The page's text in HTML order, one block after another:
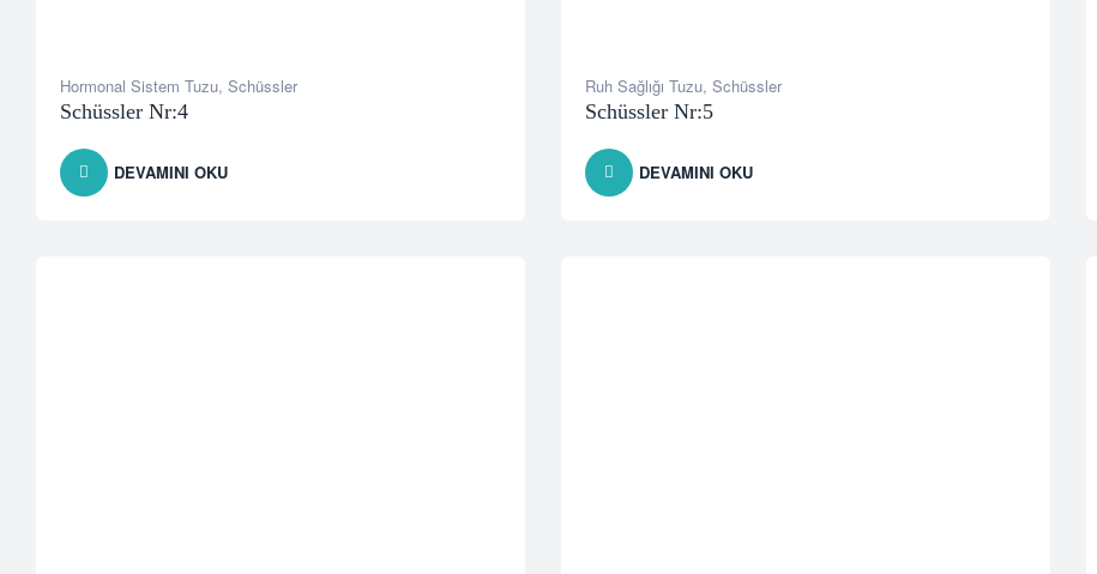
Hormonal Sistem Tuzu, Schüssler
Schüssler Nr:4
DEVAMINI OKU
Ruh Sağlığı Tuzu, Schüssler
Schüssler Nr:5
DEVAMINI OKU